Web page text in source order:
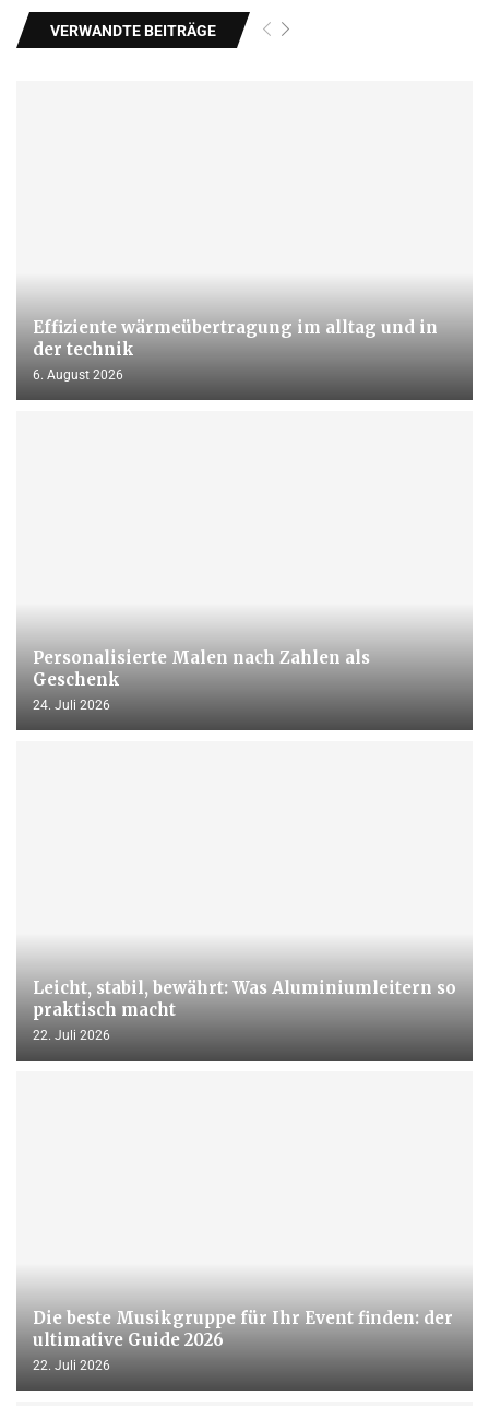
VERWANDTE BEITRÄGE
Effiziente wärmeübertragung im alltag und in
der technik
6. August 2026
Personalisierte Malen nach Zahlen als
Geschenk
24. Juli 2026
Leicht, stabil, bewährt: Was Aluminiumleitern so
praktisch macht
22. Juli 2026
Die beste Musikgruppe für Ihr Event finden: der
ultimative Guide 2026
22. Juli 2026